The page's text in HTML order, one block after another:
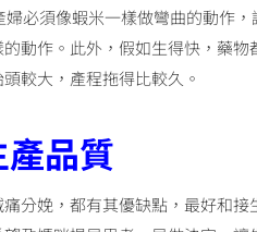
必須像蝦米一樣做彎曲的動作
動作。此外，假如生得快，藥物
較大，產程拖得比較久。
品質
分娩，都有其優缺點，最好和接